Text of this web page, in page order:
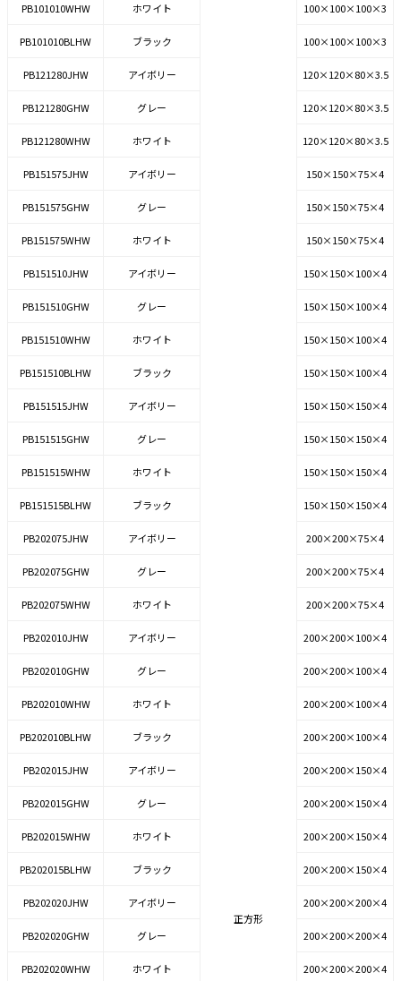
正方形
PB101010WHW ホワイト 100×100×100×3
PB101010BLHW ブラック 100×100×100×3
PB121280JHW アイボリー 120×120×80×3.5
PB121280GHW グレー 120×120×80×3.5
PB121280WHW ホワイト 120×120×80×3.5
PB151575JHW アイボリー 150×150×75×4
PB151575GHW グレー 150×150×75×4
PB151575WHW ホワイト 150×150×75×4
PB151510JHW アイボリー 150×150×100×4
PB151510GHW グレー 150×150×100×4
PB151510WHW ホワイト 150×150×100×4
PB151510BLHW ブラック 150×150×100×4
PB151515JHW アイボリー 150×150×150×4
PB151515GHW グレー 150×150×150×4
PB151515WHW ホワイト 150×150×150×4
PB151515BLHW ブラック 150×150×150×4
PB202075JHW アイボリー 200×200×75×4
PB202075GHW グレー 200×200×75×4
PB202075WHW ホワイト 200×200×75×4
PB202010JHW アイボリー 200×200×100×4
PB202010GHW グレー 200×200×100×4
PB202010WHW ホワイト 200×200×100×4
PB202010BLHW ブラック 200×200×100×4
PB202015JHW アイボリー 200×200×150×4
PB202015GHW グレー 200×200×150×4
PB202015WHW ホワイト 200×200×150×4
PB202015BLHW ブラック 200×200×150×4
PB202020JHW アイボリー 200×200×200×4
PB202020GHW グレー 200×200×200×4
PB202020WHW ホワイト 200×200×200×4